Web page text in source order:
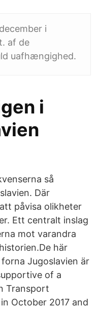
i
af de
uafhængighed.
i
så
Där
påvisa olikheter
Ett centralt inslag
mot varandra
här
Jugoslavien är
of a
Transport
October 2017 and